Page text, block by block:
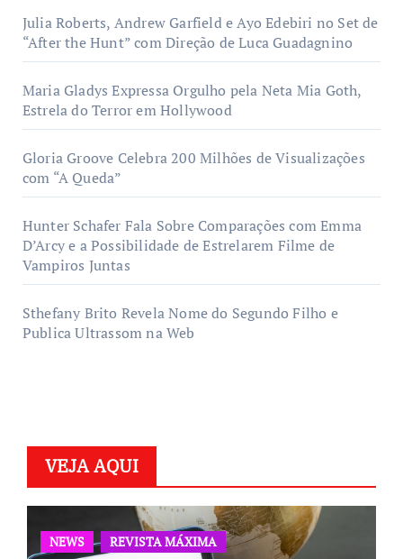
Julia Roberts, Andrew Garfield e Ayo Edebiri no Set de
“After the Hunt” com Direção de Luca Guadagnino
Maria Gladys Expressa Orgulho pela Neta Mia Goth,
Estrela do Terror em Hollywood
Gloria Groove Celebra 200 Milhões de Visualizações
com “A Queda”
Hunter Schafer Fala Sobre Comparações com Emma
D’Arcy e a Possibilidade de Estrelarem Filme de
Vampiros Juntas
Sthefany Brito Revela Nome do Segundo Filho e
Publica Ultrassom na Web
VEJA AQUI
NEWS REVISTA MÁXIMA